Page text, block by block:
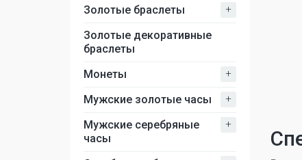
Золотые браслеты +
Золотые декоративные
браслеты
Монеты
+
Мужские золотые часы +
Мужские серебряные
часы
+